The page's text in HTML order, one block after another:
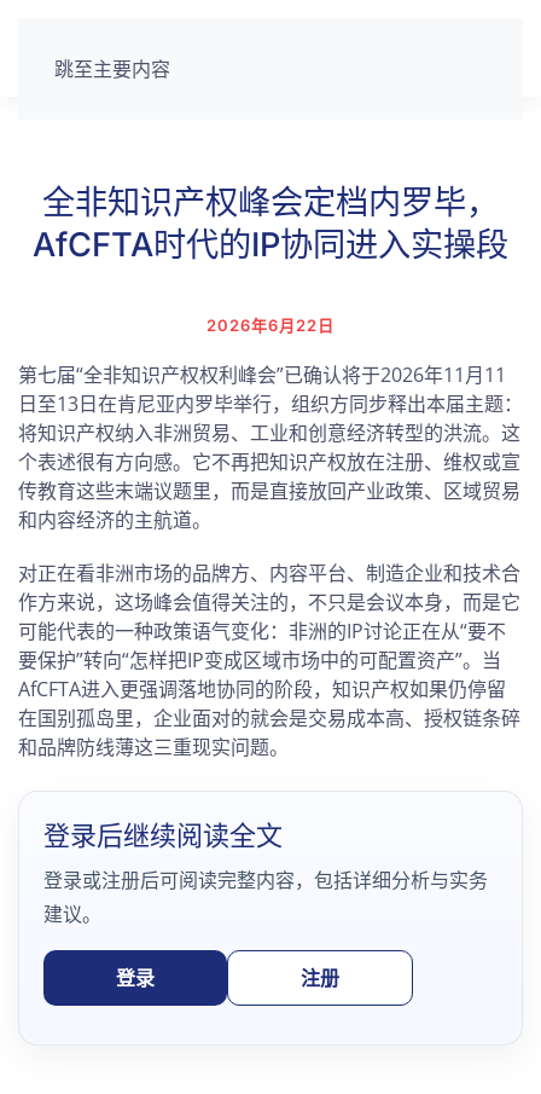
跳至主要内容
全非知识产权峰会定档内罗毕，
AfCFTA时代的IP协同进入实操段
2026年6月22日
第七届“全非知识产权权利峰会”已确认将于2026年11月11
日至13日在肯尼亚内罗毕举行，组织方同步释出本届主题：
将知识产权纳入非洲贸易、工业和创意经济转型的洪流。这
个表述很有方向感。它不再把知识产权放在注册、维权或宣
传教育这些末端议题里，而是直接放回产业政策、区域贸易
和内容经济的主航道。
对正在看非洲市场的品牌方、内容平台、制造企业和技术合
作方来说，这场峰会值得关注的，不只是会议本身，而是它
可能代表的一种政策语气变化：非洲的IP讨论正在从“要不
要保护”转向“怎样把IP变成区域市场中的可配置资产”。当
AfCFTA进入更强调落地协同的阶段，知识产权如果仍停留
在国别孤岛里，企业面对的就会是交易成本高、授权链条碎
和品牌防线薄这三重现实问题。
登录后继续阅读全文
登录或注册后可阅读完整内容，包括详细分析与实务
建议。
登录 注册